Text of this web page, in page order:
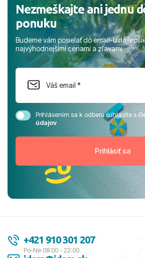
Nezmeškajte ani jednu
ponuku
Budeme vám posielať do email-u
najvýhodnejšími cenami a zľavami
Prihlásením sa k odberu súhlasíte s
údajov
+421 910 301 207
Po-Ne 08:00 - 22:00